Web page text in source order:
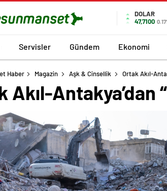
DOLAR
47,7100
Servisler Gündem Ekonomi
Haber Magazin Aşk & Cinsellik Ortak Akıl-
Akıl-Antakya’dan